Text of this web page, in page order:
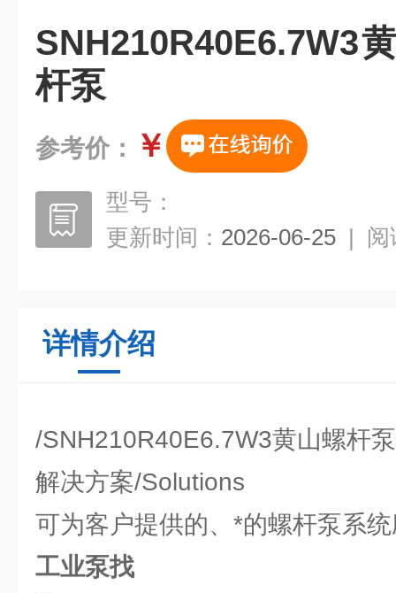
SNH210R40E6.7W3
杆泵
参考价： ￥
型号：
更新时间： 2026-06-25 | 阅
详情介绍
/SNH210R40E6.7W3黄山螺杆
解决方案/Solutions
可为客户提供的、*的螺杆泵系
工业泵找